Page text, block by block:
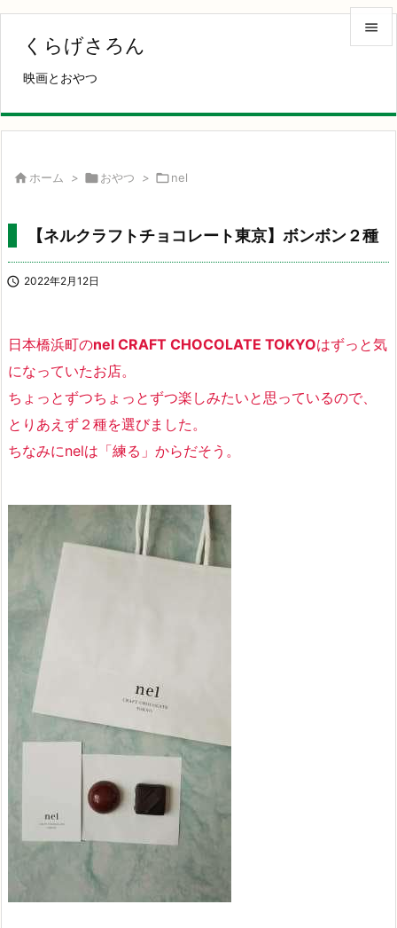
くらげさろん
映画とおやつ


サイド

検索
 ホーム > おやつ > nel
【ネルクラフトチョコレート東京】ボンボン２種
 2022年2月12日
日本橋浜町のnel CRAFT CHOCOLATE TOKYOはずっと気
になっていたお店。
ちょっとずつちょっとずつ楽しみたいと思っているので、
とりあえず２種を選びました。
ちなみにnelは「練る」からだそう。